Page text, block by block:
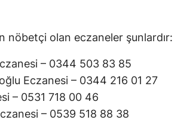
nöbetçi olan eczaneler şunlardır:
– 0344 503 83 85
Eczanesi – 0344 216 01 27
– 0531 718 00 46
– 0539 518 88 38